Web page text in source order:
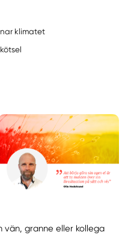
klimatet
vän, granne eller kollega